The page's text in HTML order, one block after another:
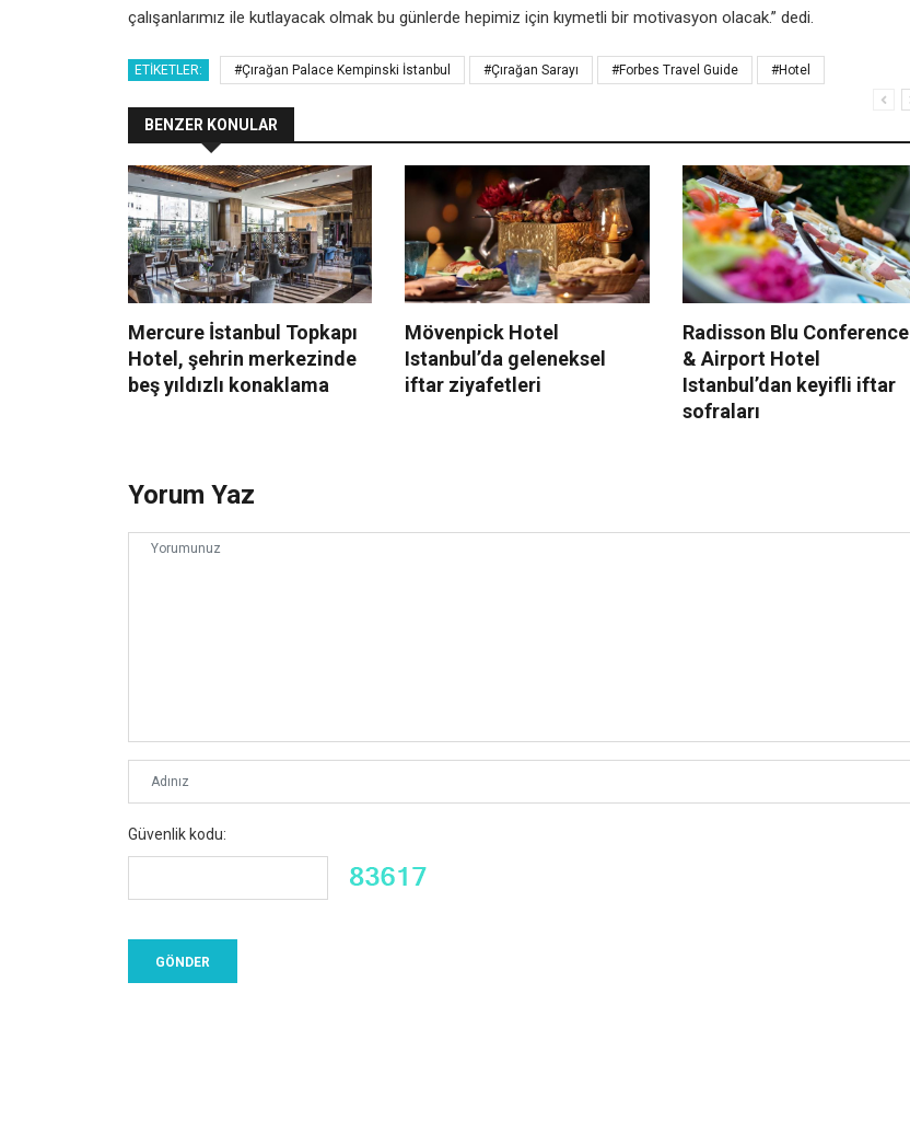
çalışanlarımız ile kutlayacak olmak bu günlerde hepimiz için kıymetli bir motivasyon olacak.” dedi.
ETIKETLER: #Çırağan Palace Kempinski İstanbul #Çırağan Sarayı #Forbes Travel Guide #Hotel
BENZER KONULAR
Mercure İstanbul Topkapı
Hotel, şehrin merkezinde
beş yıldızlı konaklama
Mövenpick Hotel
Istanbul’da geleneksel
iftar ziyafetleri
Radisson Blu Conference
& Airport Hotel
Istanbul’dan keyifli iftar
sofraları
Yorum Yaz
Güvenlik kodu: